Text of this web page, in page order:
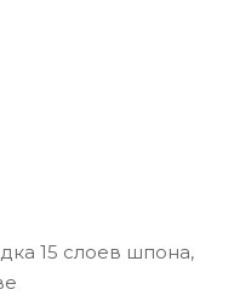
15 слоев шпона,